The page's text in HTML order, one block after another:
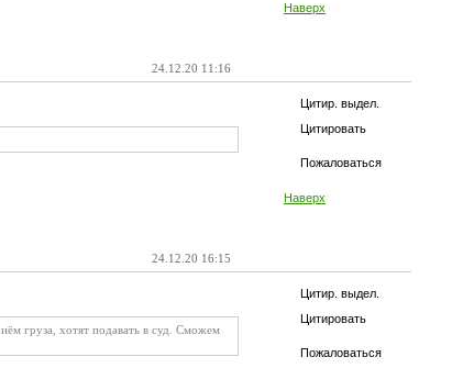
Наверх
24.12.20 11:16
Цитир. выдел.
Цитировать
Пожаловаться
Наверх
24.12.20 16:15
Цитир. выдел.
Цитировать
Пожаловаться
груза, хотят подавать в суд. Сможем